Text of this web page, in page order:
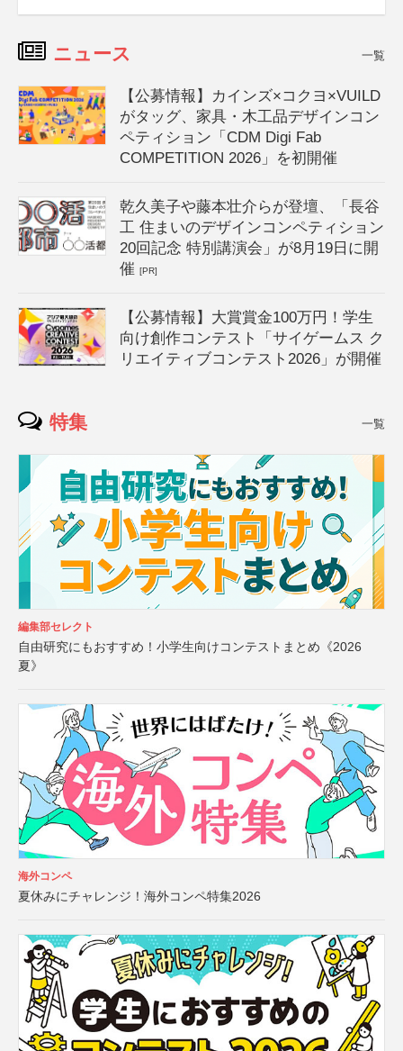
ニュース 一覧
【公募情報】カインズ×コクヨ×VUILD
がタッグ、家具・木工品デザインコン
ペティション「CDM Digi Fab
COMPETITION 2026」を初開催
乾久美子や藤本壮介らが登壇、「長谷
工 住まいのデザインコンペティション
20回記念 特別講演会」が8月19日に開
催[PR]
【公募情報】大賞賞金100万円！学生
向け創作コンテスト「サイゲームス ク
リエイティブコンテスト2026」が開催
特集 一覧
編集部セレクト
自由研究にもおすすめ！小学生向けコンテストまとめ《2026
夏》
海外コンペ
夏休みにチャレンジ！海外コンペ特集2026